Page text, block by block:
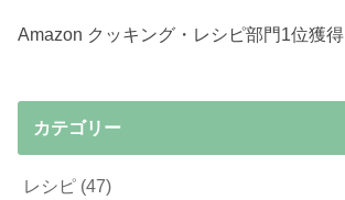
Amazon クッキング・レシピ部門1位獲得
カテゴリー
レシピ (47)